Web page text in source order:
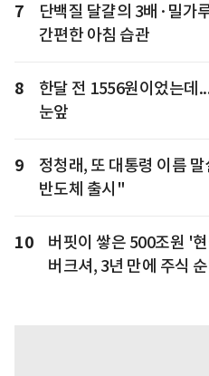
7
단백질 달걀의 3배·밀가
간편한 아침 습관
8
한달 전 1556원이었는데
눈앞
9
정청래, 또 대통령 이름
반도체 출시"
10
버핏이 쌓은 500조원 '
버크셔, 3년 만에 주식